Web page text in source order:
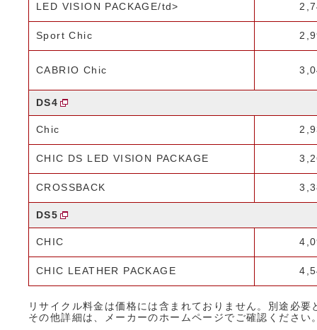
LED VISION PACKAGE/td>
Sport Chic
CABRIO Chic
DS4
Chic
CHIC DS LED VISION PACKAGE
CROSSBACK
DS5
CHIC
CHIC LEATHER PACKAGE
リサイクル料金は価格には含まれておりません。別途必要
その他詳細は、メーカーのホームページでご確認ください